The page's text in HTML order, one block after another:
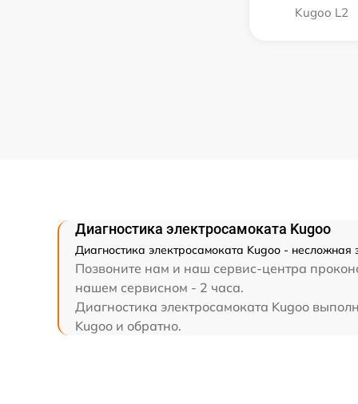
Kugoo L2
Диагностика электросамоката Kugoo
Диагностика электросамоката Kugoo -
Позвоните нам и наш сервис-центра
нашем сервисном - 2 часа.
Диагностика электросамоката Kugoo
Kugoo и обратно.